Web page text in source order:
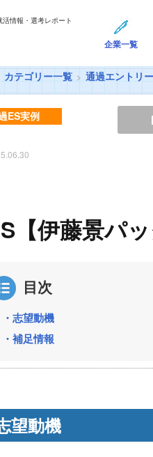
情報・選考レポート
企業一覧
カテゴリー一覧 通過エントリ
ES実例
【伊藤景パ
目次
・志望動機
・補足情報
望動機